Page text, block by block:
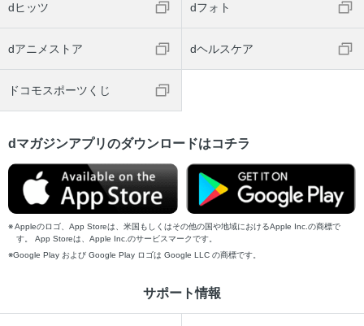
dヒッツ dフォト
dアニメストア dヘルスケア
ドコモスポーツくじ
dマガジンアプリのダウンロードはコチラ
Appleのロゴ、App Storeは、米国もしくはその他の国や地域におけるApple Inc.の商標で
す。 App Storeは、Apple Inc.のサービスマークです。
Google Play および Google Play ロゴは Google LLC の商標です。
サポート情報